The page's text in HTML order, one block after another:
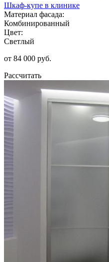
Шкаф-купе в клинике
Материал фасада:
Комбинированный
Цвет:
Светлый
от 84 000 руб.
Рассчитать